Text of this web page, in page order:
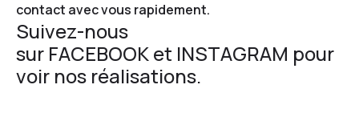
contact avec vous rapidement.
Suivez-nous
sur FACEBOOKet INSTAGRAM pour
voir nos réalisations.